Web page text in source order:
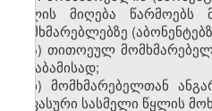
წყლის მიღება
მომხმარებლებზე
ა) თითოეულ
შესაბამისად;
ბ) მომხმარებელთან
საფასური სასმელი წყლის